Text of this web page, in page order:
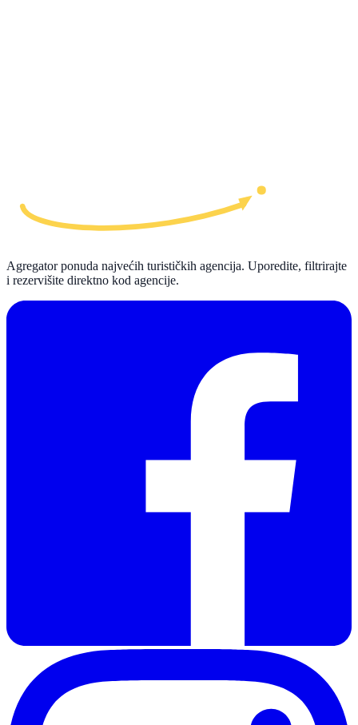
Agregator ponuda najvećih turističkih agencija. Uporedite, filtrirajte
i rezervišite direktno kod agencije.